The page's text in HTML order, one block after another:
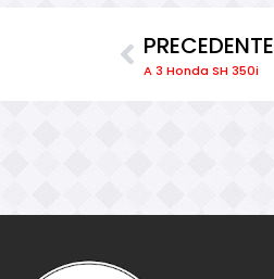
PRECEDENTE
A 3 Honda SH 350i